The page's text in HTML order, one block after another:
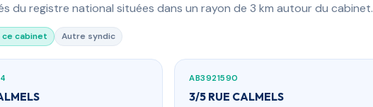
du registre national situées dans un rayon de 3 km autour du cabinet.
cabinet Autre syndic
AB3921590
3/5 RUE CALMELS